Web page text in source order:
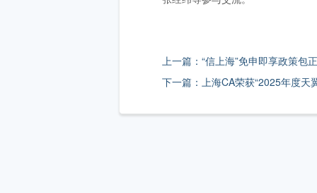
上一篇：“信上海”免申即享政策包
下一篇：上海CA荣获“2025年度天